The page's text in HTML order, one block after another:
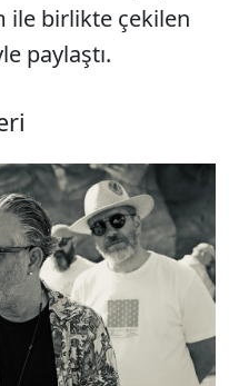
ile birlikte çekilen
paylaştı.
Sesi Aç